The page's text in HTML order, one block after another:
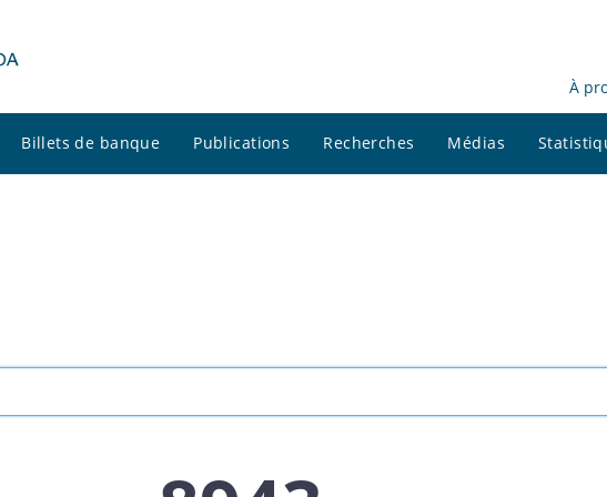
À
Billets de banque Publications Recherches Médias